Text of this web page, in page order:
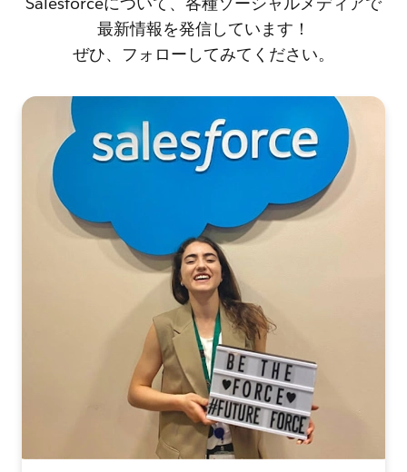
最新情報を発信しています！
ぜひ、フォローしてみてください。